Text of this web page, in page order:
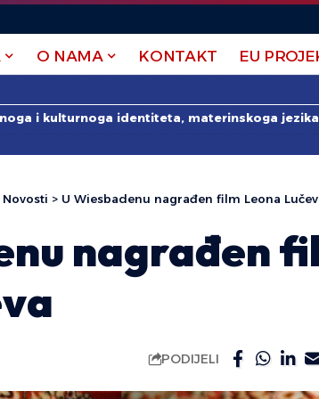
O NAMA KONTAKT EU
i kulturnoga identiteta, materinskoga
Novosti > U Wiesbadenu nagrađen film Leona
nagrađen
PODIJELI